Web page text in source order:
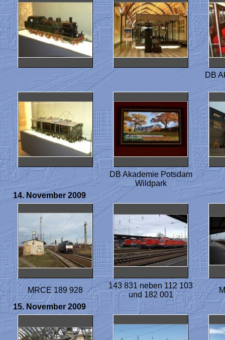
DB
DB Akademie Potsdam
Wildpark
14. November 2009
MRCE 189 928
143 831 neben 112 103
und 182 001
15. November 2009